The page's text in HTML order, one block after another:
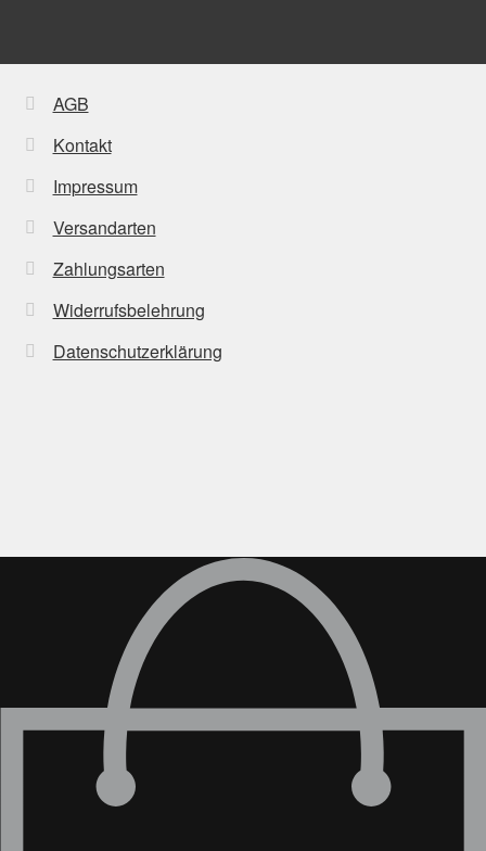
AGB
Kontakt
Impressum
Versandarten
Zahlungsarten
Widerrufsbelehrung
Datenschutzerklärung